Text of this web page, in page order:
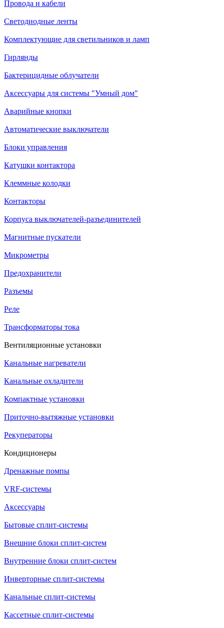
Провода и кабели
Светодиодные ленты
Комплектующие для светильников и ламп
Гирлянды
Бактерицидные облучатели
Аксессуары для системы "Умный дом"
Аварийные кнопки
Автоматические выключатели
Блоки управления
Катушки контактора
Клеммные колодки
Контакторы
Корпуса выключателей-разъединителей
Магнитные пускатели
Микрометры
Предохранители
Разъемы
Реле
Трансформаторы тока
Вентиляционные установки
Канальные нагреватели
Канальные охладители
Компактные установки
Приточно-вытяжные установки
Рекуператоры
Кондиционеры
Дренажные помпы
VRF-системы
Аксессуары
Бытовые сплит-системы
Внешние блоки сплит-систем
Внутренние блоки сплит-систем
Инверторные сплит-системы
Канальные сплит-системы
Кассетные сплит-системы